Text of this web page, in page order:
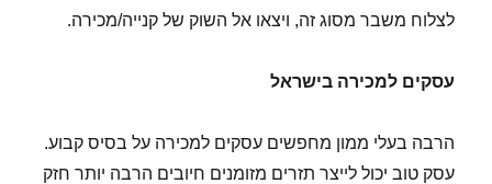
לצלוח משבר מסוג זה, ויצאו אל השוק של קנייה/מכירה.
עסקים למכירה בישראל
הרבה בעלי ממון מחפשים עסקים למכירה על בסיס קבוע.
עסק טוב יכול לייצר תזרים מזומנים חיובים הרבה יותר חזק